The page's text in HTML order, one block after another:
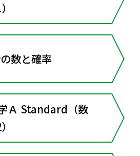
数と確率
Ａ Standard（数